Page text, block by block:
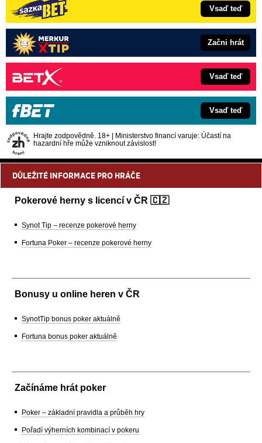
Vsaď teď
Začni hrát
Vsaď teď
Vsaď teď
Hrajte zodpovědně. 18+ | Ministerstvo financí varuje: Účastí na
hazardní hře může vzniknout závislost!
DŮLEŽITÉ INFORMACE PRO HRÁČE
Pokerové herny s licencí v ČR 🇨🇿
Synot Tip – recenze pokerové herny
Fortuna Poker – recenze pokerové herny
Bonusy u online heren v ČR
SynotTip bonus poker aktuálně
Fortuna bonus poker aktuálně
Začínáme hrát poker
Poker – základní pravidla a průběh hry
Pořadí výherních kombinací v pokeru